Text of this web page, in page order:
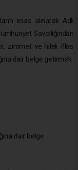
esas alınarak Adli
Savcılığından
zimmet ve hileli iflas
dair belge getirmek
dair belge